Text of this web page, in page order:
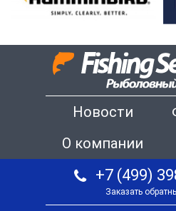
Новости
О компании
+7 (499)
Заказать